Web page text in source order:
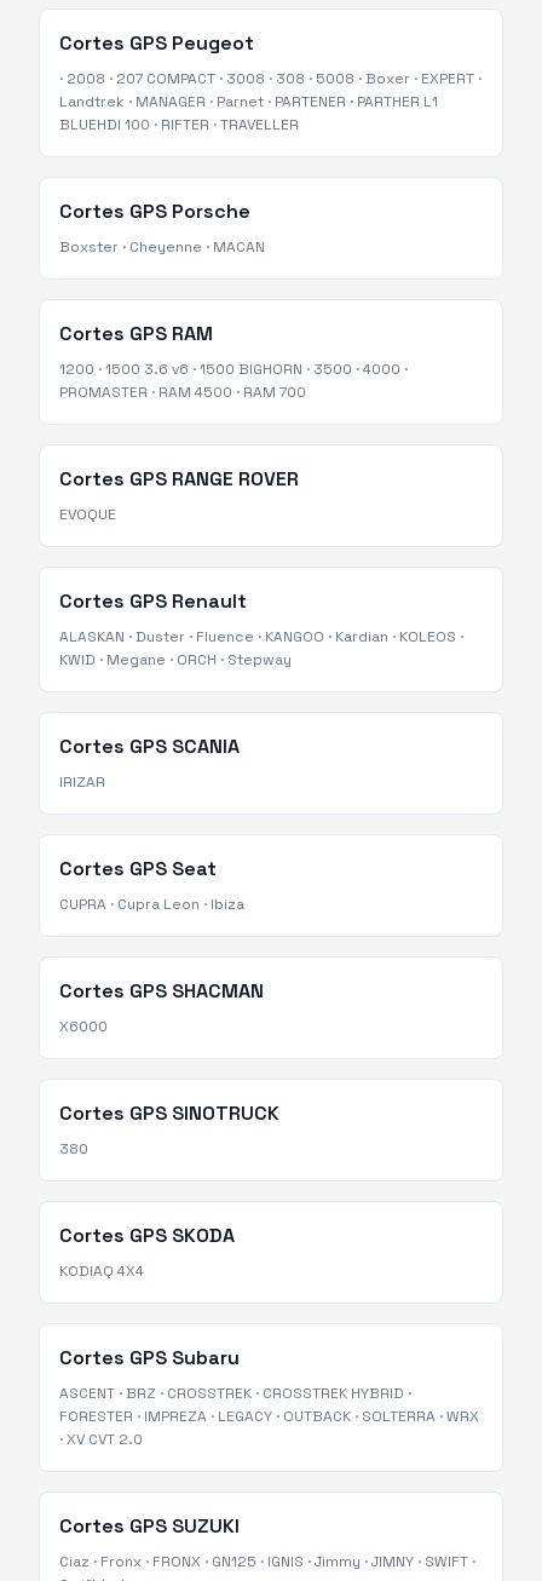
Cortes GPS Peugeot
· 2008 · 207 COMPACT · 3008 · 308 · 5008 · Boxer · EXPERT ·
Landtrek · MANAGER · Parnet · PARTENER · PARTHER L1
BLUEHDI 100 · RIFTER ·TRAVELLER
Cortes GPS Porsche
Boxster · Cheyenne · MACAN
Cortes GPS RAM
1200 ·1500 3.6 v6 ·1500 BIGHORN · 3500 ·4000 ·
PROMASTER · RAM 4500 · RAM 700
Cortes GPS RANGE ROVER
EVOQUE
Cortes GPS Renault
ALASKAN · Duster · Fluence · KANGOO · Kardian · KOLEOS ·
KWID · Megane · ORCH · Stepway
Cortes GPS SCANIA
IRIZAR
Cortes GPS Seat
CUPRA · Cupra Leon · Ibiza
Cortes GPS SHACMAN
X6000
Cortes GPS SINOTRUCK
380
Cortes GPS SKODA
KODIAQ 4X4
Cortes GPS Subaru
ASCENT · BRZ · CROSSTREK · CROSSTREK HYBRID ·
FORESTER · IMPREZA · LEGACY · OUTBACK · SOLTERRA ·WRX
·XV CVT 2.0
Cortes GPS SUZUKI
Ciaz · Fronx · FRONX · GN125 · IGNIS ·Jimmy ·JIMNY · SWIFT ·